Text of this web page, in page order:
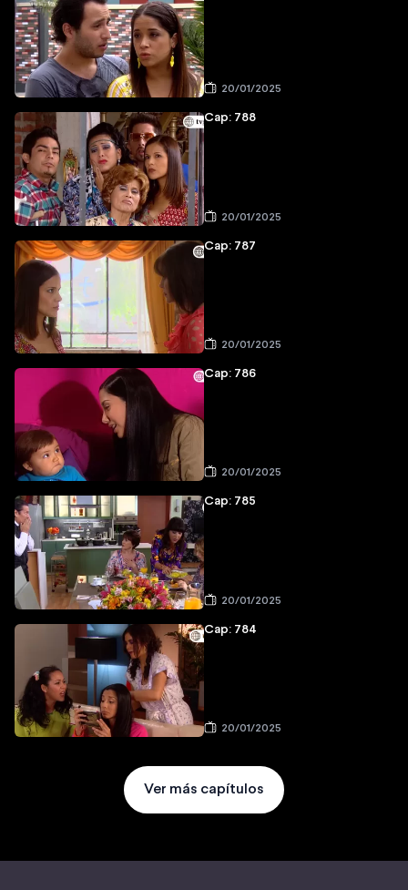
20/01/2025
Cap: 788
20/01/2025
Cap: 787
20/01/2025
Cap: 786
20/01/2025
Cap: 785
20/01/2025
Cap: 784
20/01/2025
Ver más capítulos